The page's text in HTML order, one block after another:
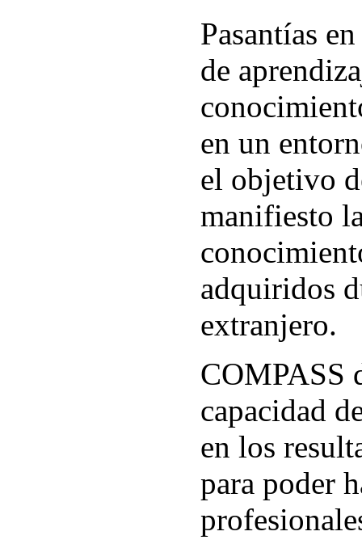
Pasantías
de
en un
el objetivo
manifiesto
adquiridos
extranjero.
COMPASS
capacidad
en los
para poder